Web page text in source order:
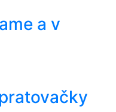
a v